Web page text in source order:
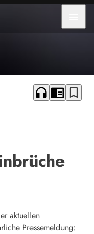
headphones chrome_reader_mode bookmark_border
aktuellen
Pressemeldung: